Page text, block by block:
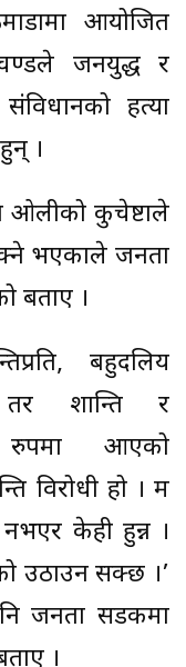
आयोजित
जनयुद्ध र
हत्या
।
ओलीको कुचेष्टाले
भएकाले जनता
बताए ।
बहुदलिय
तर शान्ति र
रुपमा आएको
विरोधी हो । म
नभएर केही हुन्न ।
उठाउन सक्छ ।’
जनता सडकमा
।